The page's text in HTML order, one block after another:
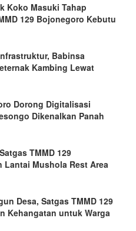
Koko Masuki Tahap
129 Bojonegoro Kebutu
Babinsa
Kambing Lewat
Dorong Digitalisasi
Dikenalkan Panah
TMMD 129
Lantai Mushola Rest Area
Desa, Satgas TMMD 129
Kehangatan untuk Warga